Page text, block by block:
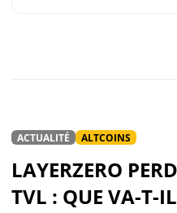
ACTUALITÉ ALTCOINS
LAYERZERO
TVL : QUE VA-T-